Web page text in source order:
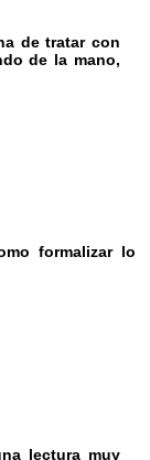
de tratar con
de la mano,
formalizar lo
lectura muy